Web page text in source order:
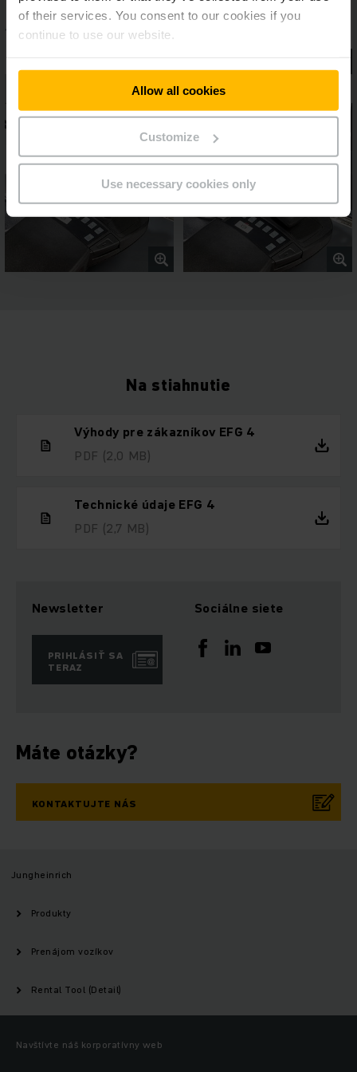
of their services. You consent to our cookies if you
continue to use our website.
Allow all cookies
Customize
Use necessary cookies only
Na stiahnutie
Výhody pre zákazníkov EFG 4
PDF (2,0 MB)
Technické údaje EFG 4
PDF (2,7 MB)
Newsletter
PRIHLÁSIŤ SA
TERAZ
Sociálne siete
Máte otázky?
KONTAKTUJTE NÁS
Jungheinrich
Produkty
Prenájom vozíkov
Rental Tool (Detail)
Navštívte náš korporatívny web